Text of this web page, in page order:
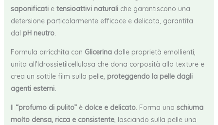
saponificatie tensioattivi naturali che garantiscono una
detersione particolarmente efficace e delicata, garantita
dal pH neutro.
Formula arricchita con Glicerina dalle proprietà emollienti,
unita all’Idrossietilcellulosa che dona corposità alla texture e
crea un sottile film sulla pelle, proteggendo la pelle dagli
agenti esterni.
Il “profumo di pulito” è dolce e delicato. Forma una schiuma
molto densa, ricca e consistente, lasciando sulla pelle una